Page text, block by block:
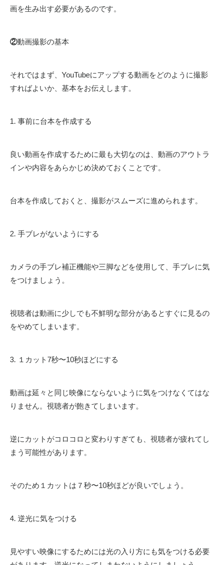
画を生み出す必要があるのです。
②動画撮影の基本
それではまず、YouTubeにアップする動画をどのように撮影
すればよいか、基本をお伝えします。
1. 事前に台本を作成する
良い動画を作成するために最も大切なのは、動画のアウトラ
インや内容をあらかじめ決めておくことです。
台本を作成しておくと、撮影がスムーズに進められます。
2. 手ブレがないようにする
カメラの手ブレ補正機能や三脚などを使用して、手ブレに気
をつけましょう。
視聴者は動画に少しでも不鮮明な部分があるとすぐに見るの
をやめてしまいます。
3. １カット7秒〜10秒ほどにする
動画は延々と同じ映像にならないように気をつけなくてはな
りません。視聴者が飽きてしまいます。
逆にカットがコロコロと変わりすぎても、視聴者が疲れてし
まう可能性があります。
そのため１カットは７秒〜10秒ほどが良いでしょう。
4. 逆光に気をつける
見やすい映像にするためには光の入り方にも気をつける必要